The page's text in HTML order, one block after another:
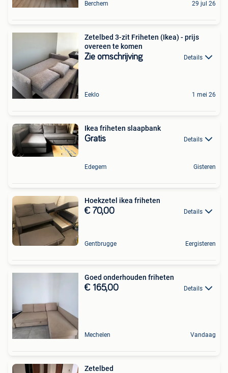
Berchem 29 jul 26
Zetelbed 3-zit Friheten (Ikea) - prijs
overeen te komen
Zie omschrijving Details
Eeklo 1 mei 26
Ikea friheten slaapbank
Gratis Details
Edegem Gisteren
Hoekzetel ikea friheten
€ 70,00 Details
Gentbrugge Eergisteren
Goed onderhouden friheten
€ 165,00 Details
Mechelen Vandaag
Zetelbed